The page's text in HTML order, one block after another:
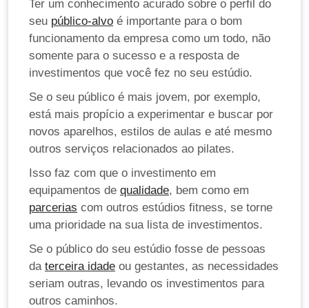
Ter um conhecimento acurado sobre o perfil do
seu público-alvo é importante para o bom
funcionamento da empresa como um todo, não
somente para o sucesso e a resposta de
investimentos que você fez no seu estúdio.
Se o seu público é mais jovem, por exemplo,
está mais propício a experimentar e buscar por
novos aparelhos, estilos de aulas e até mesmo
outros serviços relacionados ao pilates.
Isso faz com que o investimento em
equipamentos de qualidade, bem como em
parcerias com outros estúdios fitness, se torne
uma prioridade na sua lista de investimentos.
Se o público do seu estúdio fosse de pessoas
da terceira idade ou gestantes, as necessidades
seriam outras, levando os investimentos para
outros caminhos.